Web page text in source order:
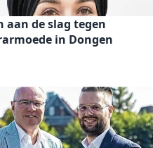
aan de slag tegen
in Dongen